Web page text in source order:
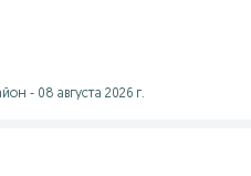
- 08 августа 2026 г.